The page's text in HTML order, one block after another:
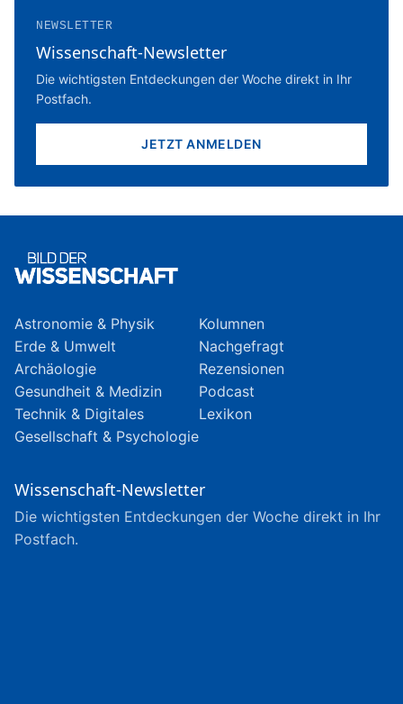
NEWSLETTER
Wissenschaft-Newsletter
Die wichtigsten Entdeckungen der Woche direkt in Ihr
Postfach.
JETZT ANMELDEN
Astronomie & Physik
Erde & Umwelt
Archäologie
Gesundheit & Medizin
Technik & Digitales
Gesellschaft & Psychologie
Kolumnen
Nachgefragt
Rezensionen
Podcast
Lexikon
Wissenschaft-Newsletter
Die wichtigsten Entdeckungen der Woche direkt in Ihr
Postfach.